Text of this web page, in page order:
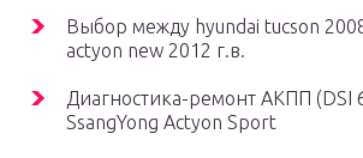
Выбор между hyundai tucson
actyon new 2012 г.в.
Диагностика-ремонт АКПП (DSI
SsangYong Actyon Sport